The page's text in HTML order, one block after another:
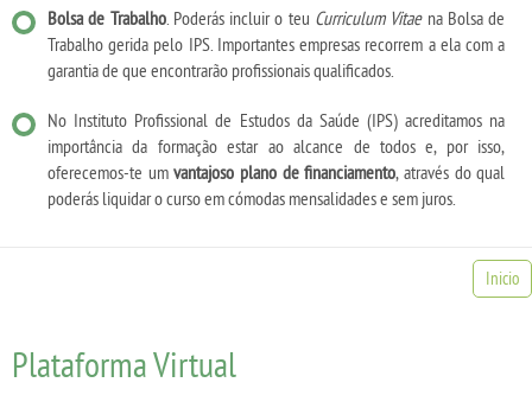
Bolsa de Trabalho. Poderás incluir o teu Curriculum Vitaena Bolsa de
Trabalho gerida pelo IPS. Importantes empresas recorrem a ela com a
garantia de que encontrarão profissionais qualificados.
No Instituto Profissional de Estudos da Saúde (IPS) acreditamos na
importância da formação estar ao alcance de todos e, por isso,
oferecemos-te umvantajoso plano de financiamento, através do qual
poderás liquidar o curso em cómodas mensalidades e sem juros.
Inicio
Plataforma Virtual